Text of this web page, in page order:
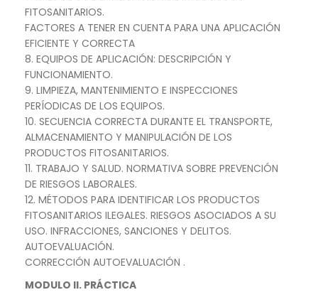
FITOSANITARIOS.
FACTORES A TENER EN CUENTA PARA UNA APLICACIÓN
EFICIENTE Y CORRECTA
8. EQUIPOS DE APLICACIÓN: DESCRIPCIÓN Y
FUNCIONAMIENTO.
9. LIMPIEZA, MANTENIMIENTO E INSPECCIONES
PERÍODICAS DE LOS EQUIPOS.
10. SECUENCIA CORRECTA DURANTE EL TRANSPORTE,
ALMACENAMIENTO Y MANIPULACIÓN DE LOS
PRODUCTOS FITOSANITARIOS.
11. TRABAJO Y SALUD. NORMATIVA SOBRE PREVENCIÓN
DE RIESGOS LABORALES.
12. MÉTODOS PARA IDENTIFICAR LOS PRODUCTOS
FITOSANITARIOS ILEGALES. RIESGOS ASOCIADOS A SU
USO. INFRACCIONES, SANCIONES Y DELITOS.
AUTOEVALUACIÓN.
CORRECCIÓN AUTOEVALUACIÓN .
MODULO II. PRÁCTICA